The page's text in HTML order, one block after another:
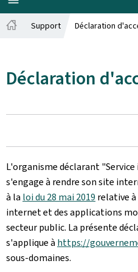
MENU
PRINCIPAL
Support Déclaration
Déclaration
L'organisme déclarant
s'engage à rendre son site
à la loi du 28 mai 2019 relative à
internet et des applications
secteur public. La présente
s'applique à https://
sous-domaines.